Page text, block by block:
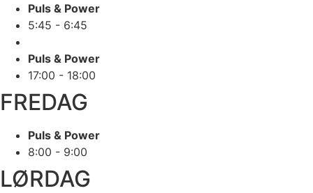
Puls & Power
5:45 - 6:45
Puls & Power
17:00 - 18:00
FREDAG
Puls & Power
8:00 - 9:00
LØRDAG